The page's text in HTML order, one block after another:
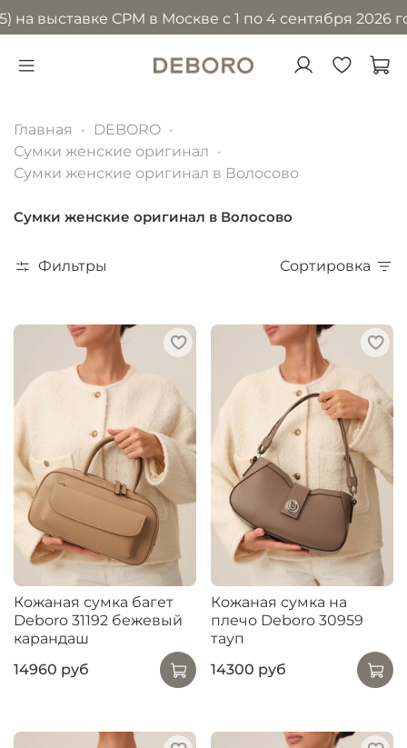
CPM в Москве с 1 по 4 сентября 2026 года в
Главная
DEBORO
Сумки женские оригинал
Сумки женские оригинал в Волосово
Сумки женские оригинал в Волосово
Фильтры Сортировка
Кожаная сумка багет
Deboro 31192 бежевый
карандаш
14960 руб
Кожаная сумка на
плечо Deboro 30959
тауп
14300 руб